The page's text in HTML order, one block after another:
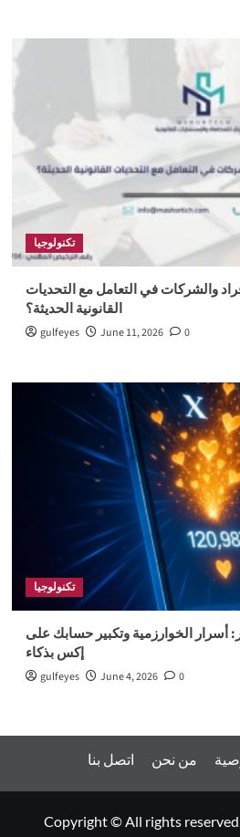
تكنولوجيا
والشركات في التعامل مع التحديات
القانونية الحديثة؟
gulfeyes June 11, 2026 0
تكنولوجيا
أسرار الخوارزمية وتكبير حسابك على
إكس بذكاء
gulfeyes June 4, 2026 0
اتصل بنا من نحن
Copyright © All rights